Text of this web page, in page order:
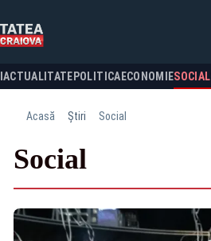
ACTUALITATE POLITICA ECONOMIESOCIAL
Acasă Știri Social
Social